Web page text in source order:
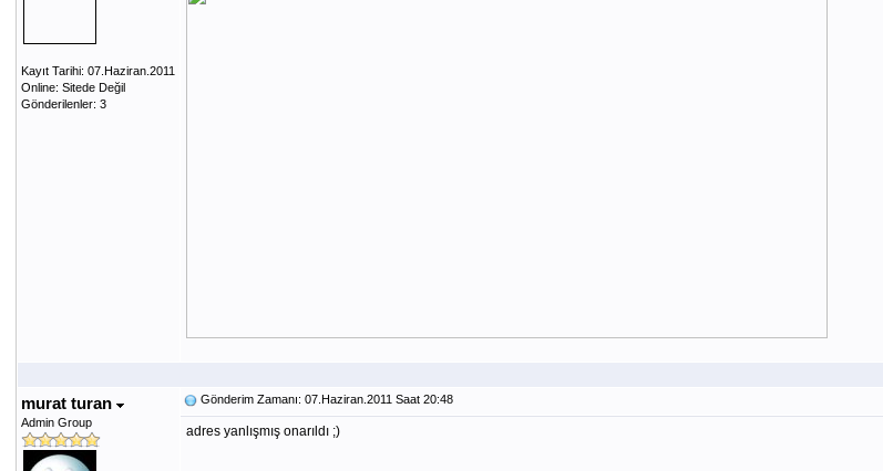
Kayıt Tarihi: 07.Haziran.2011
Online: Sitede Değil
Gönderilenler: 3
murat turan
Admin Group
Gönderim Zamanı: 07.Haziran.2011 Saat 20:48
adres yanlışmış onarıldı ;)